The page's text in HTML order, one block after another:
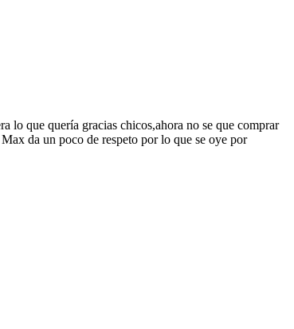
lo que quería gracias chicos,ahora no se que comprar
da un poco de respeto por lo que se oye por